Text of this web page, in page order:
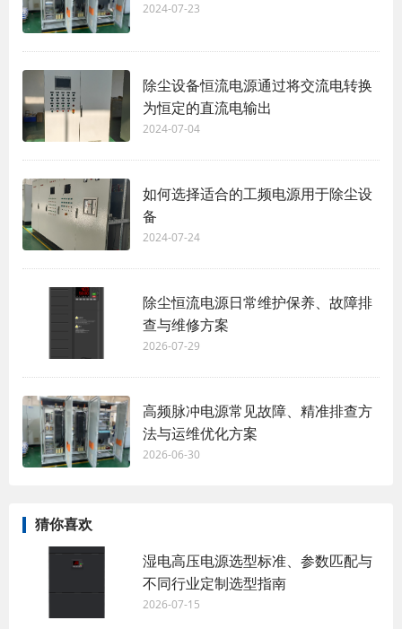
2024-07-23
除尘设备恒流电源通过将交流电转换
为恒定的直流电输出
2024-07-04
如何选择适合的工频电源用于除尘设
备
2024-07-24
除尘恒流电源日常维护保养、故障排
查与维修方案
2026-07-29
高频脉冲电源常见故障、精准排查方
法与运维优化方案
2026-06-30
猜你喜欢
湿电高压电源选型标准、参数匹配与
不同行业定制选型指南
2026-07-15